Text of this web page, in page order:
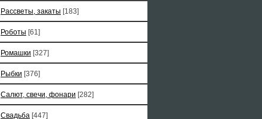
Рассветы, закаты [183]
Роботы [61]
Ромашки [327]
Рыбки [376]
Салют, свечи, фонари [282]
Свадьба [447]